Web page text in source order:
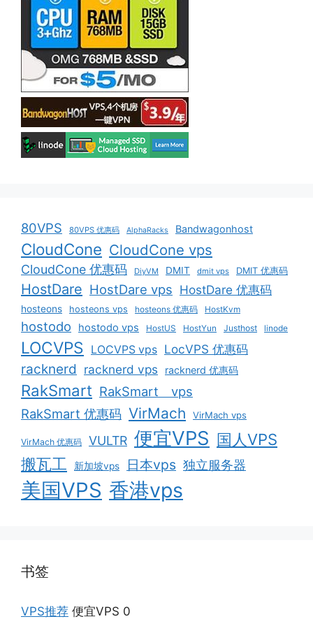
80VPS 80VPS 优惠码 AlphaRacks Bandwagonhost
CloudCone CloudCone vps
CloudCone 优惠码 DiyVM DMIT dmit vps DMIT 优惠码
HostDare HostDare vps HostDare 优惠码
hosteons hosteons vps hosteons 优惠码 HostKvm
hostodo hostodo vps HostUS HostYun Justhost linode
LOCVPS LOCVPS vps LocVPS 优惠码
racknerd racknerd vps racknerd 优惠码
RakSmart RakSmart vps
RakSmart 优惠码 VirMach VirMach vps
VirMach 优惠码 VULTR 便宜VPS 国人VPS
搬瓦工
新加坡vps 日本vps 独立服务器
美国VPS 香港vps
书签
VPS推荐 便宜VPS 0